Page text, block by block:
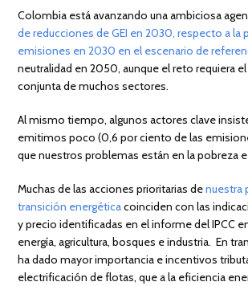
Colombia está avanzando una ambiciosa
de reducciones de GEI en 2030, respecto a la
emisiones en 2030 en el escenario de
neutralidad en 2050, aunque el reto requiera
conjunta de muchos sectores.
Al mismo tiempo, algunos actores clave
emitimos poco (0,6 por ciento de las
que nuestros problemas están en la pobreza
Muchas de las acciones prioritarias denuestra
transición energéticacoinciden con las
y precio identificadas en el informe del IPCC
energía, agricultura, bosques e industria. En
ha dado mayor importancia e incentivos
electrificación de flotas, que a la eficiencia